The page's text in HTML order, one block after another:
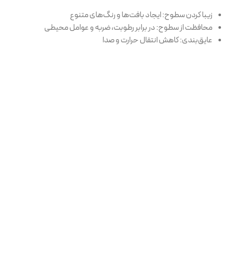
زیبا کردن سطوح: ایجاد بافت‌ها و رنگ‌های متنوع
محافظت از سطوح: در برابر رطوبت، ضربه و عوامل محیطی
عایق‌بندی: کاهش انتقال حرارت و صدا